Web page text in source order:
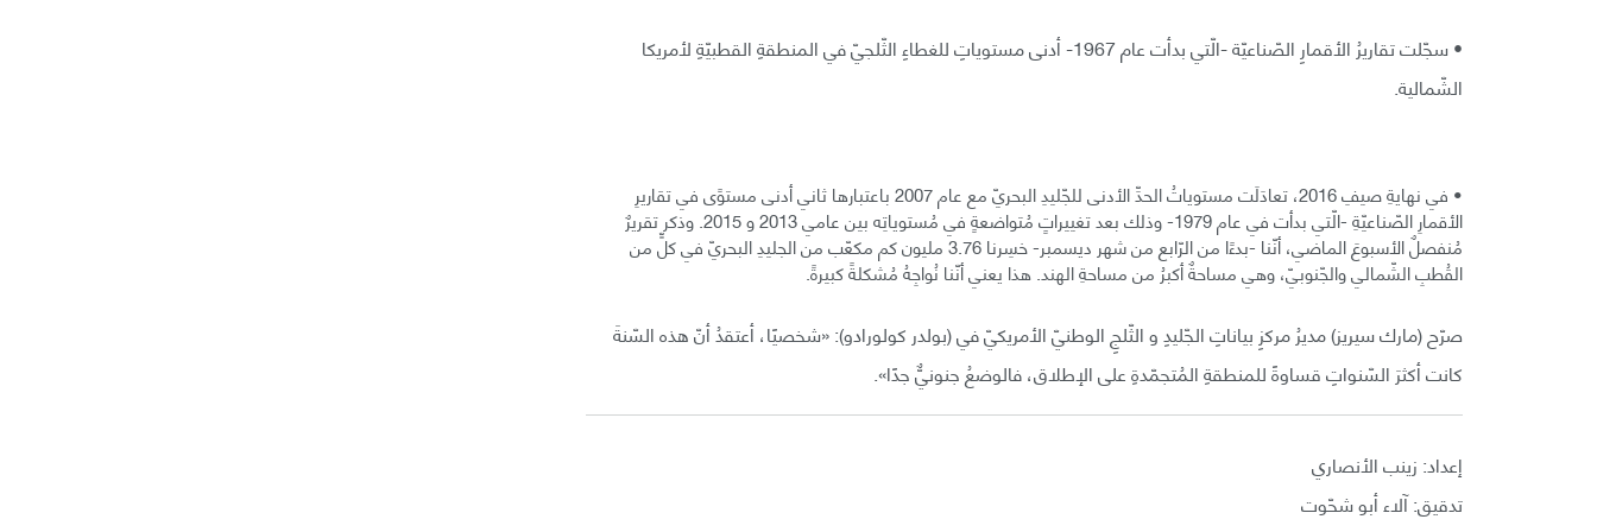
• سجّلت تقاريرُ الأقمارِ الصّناعيّة -الّتي بدأت عام 1967- أدنى مستوياتِ للغطاءِ الثّلجيّ في المنطقةِ القطبيّةِ لأمريكا
الشّمالية.
• في نهايةِ صيفِ 2016، تعادَلَت مستوياتُ الحدِّ الأدنى للجّليدِ البحريّ مع عام 2007 باعتبارها ثاني أدنى مستوًى في تقاريرِ
الأقمارِ الصّناعيّةِ -الّتي بدأت في عام 1979- وذلك بعد تغييراتٍ مُتواضعةٍ في مُستوياتِه بين عامي 2013 و 2015. وذكر تقريرٌ
مُنفصلٌ الأسبوعَ الماضي، أنّنا -بدءًا من الرّابع من شهر ديسمبر- خسِرنا 3.76 مليون كم مكعّب من الجليدِ البحريّ في كلٍّ من
القُطبِ الشّمالي والجّنوبيّ، وهي مساحةٌ أكبرُ من مساحةِ الهند. هذا يعني أنّنا نُواجِهُ مُشكلةً كبيرةً.
صرّح (مارك سيريز) مديرُ مركزِ بياناتِ الجّليدِ و الثّلجِ الوطنيّ الأمريكيّ في (بولدر كولورادو): «شخصيًا، أعتقدُ أنّ هذه السّنةَ
كانت أكثرَ السّنواتِ قساوةً للمنطقةِ المُتجمّدةِ على الإطلاق، فالوضعُ جنونيٌّ جدًا».
إعداد: زينب الأنصاري
تدقيق: آلاء أبو شحّوت